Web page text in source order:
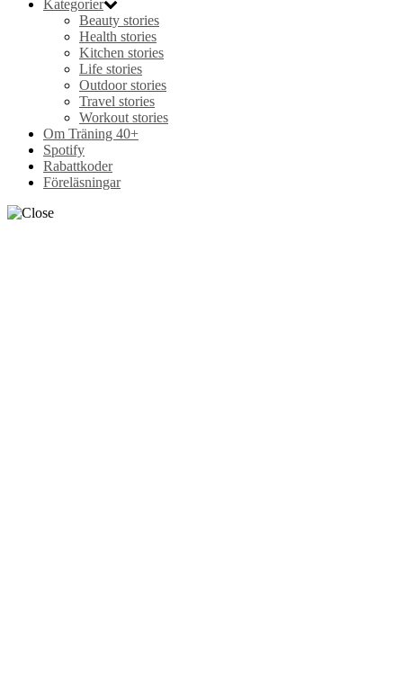
Kategorier
Beauty stories
Health stories
Kitchen stories
Life stories
Outdoor stories
Travel stories
Workout stories
Om Träning 40+
Spotify
Rabattkoder
Föreläsningar